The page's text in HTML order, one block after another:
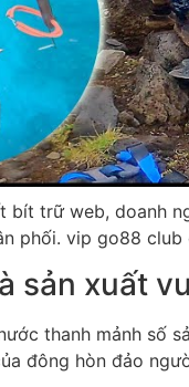
bít trữ web, doanh
phối. vip go88
sản xuất
thanh mảnh số
đông hòn đảo